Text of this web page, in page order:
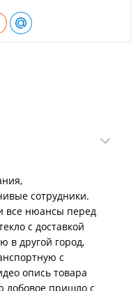
сотрудники.
все нюансы перед
с доставкой
в другой город,
с
опись товара
лобовое пришло с